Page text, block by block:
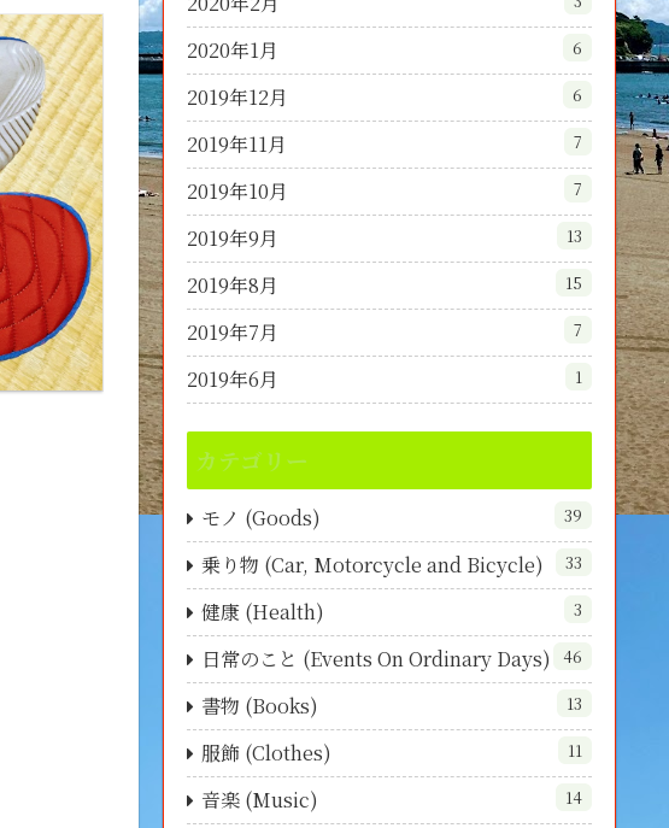
2020年1月 6
2019年12月 6
2019年11月 7
2019年10月 7
2019年9月 13
2019年8月 15
2019年7月 7
2019年6月 1
カテゴリー
モノ (Goods) 39
乗り物 (Car, Motorcycle and Bicycle) 33
健康 (Health) 3
日常のこと (Events On Ordinary Days) 46
書物 (Books) 13
服飾 (Clothes) 11
音楽 (Music) 14